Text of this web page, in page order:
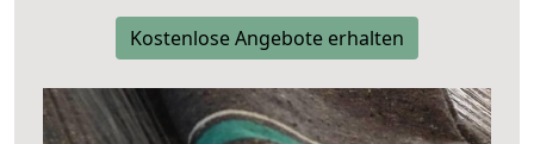
Kostenlose Angebote erhalten